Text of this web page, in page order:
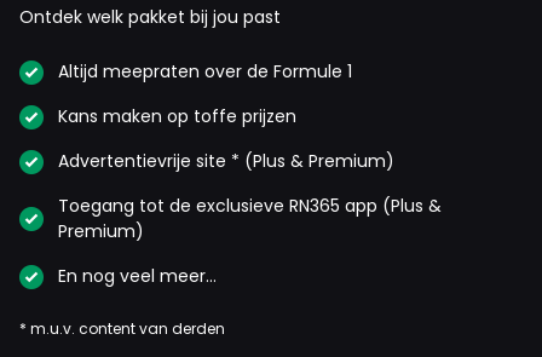
Ontdek welk pakket bij jou past
Altijd meepraten over de Formule 1
Kans maken op toffe prijzen
Advertentievrije site * (Plus & Premium)
Toegang tot de exclusieve RN365 app (Plus &
Premium)
En nog veel meer…
* m.u.v. content van derden